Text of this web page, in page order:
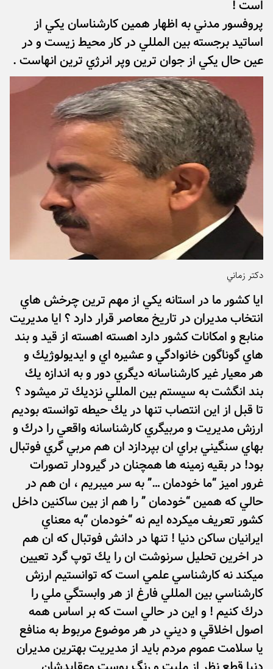
است !
پروفسور مدني به اظهار همين كارشناسان يكي از
اساتيد برجسته بين المللي در كار محيط زيست و در
عين حال يكي از جوان ترين وپر انرژي ترين انهاست .
دكتر زماني
ايا كشور ما در استانه يكي از مهم ترين چرخش هاي
انتخاب مديران در تاريخ معاصر قرار دارد ؟ ايا مديريت
منابع و امكانات كشور دارد اهسته اهسته از قيد و بند
هاي گوناگون خانوادگي و عشيره اي و ايديولوژيك و
هر معيار غير كارشناسانه ديگري دور و به اندازه يك
بند انگشت به سيستم بين المللي نزديك تر ميشود ؟
تا قبل از اين انتصاب تنها در يك حيطه توانسته بوديم
ارزش مديريت و مربيگري كارشناسانه واقعي را درك و
بهاي سنگيني براي ان بپردازد ان هم مربي گري فوتبال
بود! در بقيه زمينه ها همچنان در گيرودار تصورات
غرور اميز “ما خودمان …” به سر ميبريم ، ان هم در
حالي كه همين “خودمان ” را هم از بين ساكنين داخل
كشور تعريف ميكرده ايم نه “خودمان “به معناي
ايرانيان ساكن دنيا ! تنها در دانش فوتبال كه ان هم
در اخرين تحليل سرنوشت ان را يك توپ گرد تعيين
ميكند نه كارشناسي علمي است كه توانستيم ارزش
كارشناسي بين المللي فارغ از هر وابستگي ملي را
درك كنيم ! و اين در حالي است كه بر اساس همه
اصول اخلاقي و ديني در هر موضوع مربوط به منافع
يا سلامت عموم مردم بايد از مديريت بهترين مديران